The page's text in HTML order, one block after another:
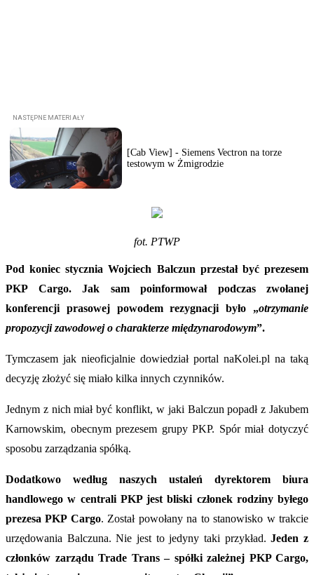
[Cab View] - Siemens Vectron na torze
testowym w Żmigrodzie
fot. PTWP
Pod koniec stycznia Wojciech Balczun przestał być prezesem
PKP Cargo. Jak sam poinformował podczas zwołanej
konferencji prasowej powodem rezygnacji było „otrzymanie
propozycji zawodowej o charakterze międzynarodowym”.
Tymczasem jak nieoficjalnie dowiedział portal naKolei.pl na taką
decyzję złożyć się miało kilka innych czynników.
Jednym z nich miał być konflikt, w jaki Balczun popadł z Jakubem
Karnowskim, obecnym prezesem grupy PKP. Spór miał dotyczyć
sposobu zarządzania spółką.
Dodatkowo według naszych ustaleń dyrektorem biura
handlowego w centrali PKP jest bliski członek rodziny byłego
prezesa PKP Cargo. Został powołany na to stanowisko w trakcie
urzędowania Balczuna. Nie jest to jedyny taki przykład.Jeden z
członków zarządu Trade Trans – spółki zależnej PKP Cargo,